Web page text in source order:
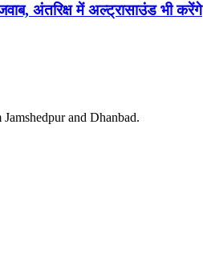
अंतरिक्ष में अल्ट्रासाउंड भी करेंगे
and Dhanbad.